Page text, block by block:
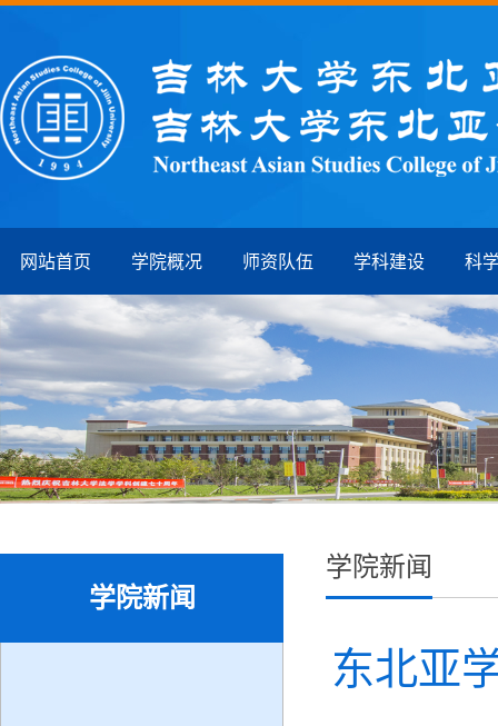
网站首页 学院概况 师资队伍 学科建设 科
学院新闻
学院新闻
东北亚